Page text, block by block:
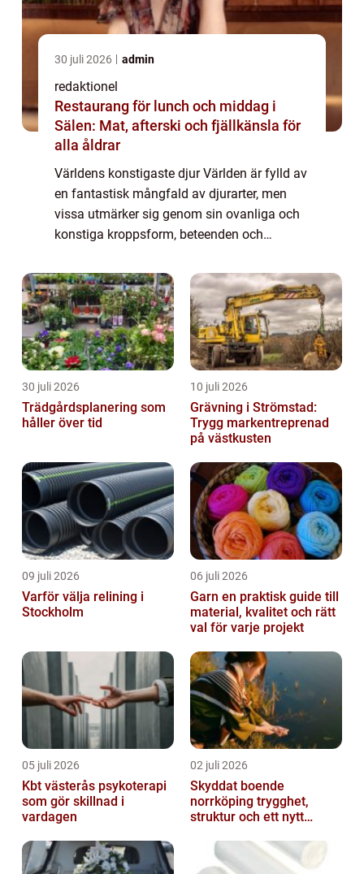
30 juli 2026 admin
redaktionel
Restaurang för lunch och middag i
Sälen: Mat, afterski och fjällkänsla för
alla åldrar
Världens konstigaste djur Världen är fylld av
en fantastisk mångfald av djurarter, men
vissa utmärker sig genom sin ovanliga och
konstiga kroppsform, beteenden och
en grundlig översikt över några av världe...
30 juli 2026
Trädgårdsplanering som
håller över tid
10 juli 2026
Grävning i Strömstad:
Trygg markentreprenad
på västkusten
09 juli 2026
Varför välja relining i
Stockholm
06 juli 2026
Garn en praktisk guide till
material, kvalitet och rätt
val för varje projekt
05 juli 2026
Kbt västerås psykoterapi
som gör skillnad i
vardagen
02 juli 2026
Skyddat boende
norrköping trygghet,
struktur och ett nytt